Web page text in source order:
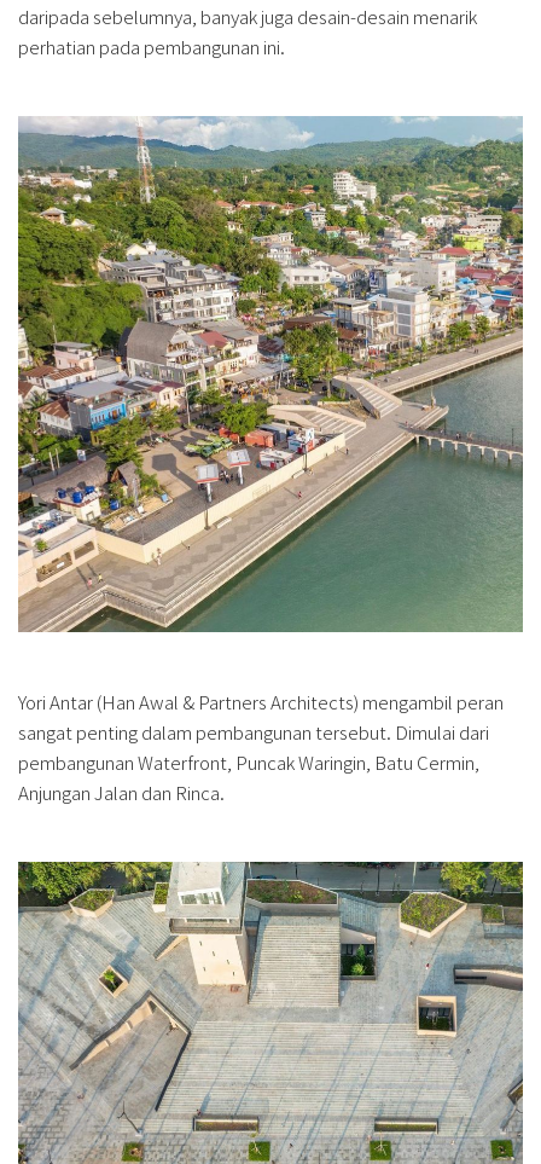
daripada sebelumnya, banyak juga desain-desain menarik
perhatian pada pembangunan ini.
Yori Antar (Han Awal & Partners Architects) mengambil peran
sangat penting dalam pembangunan tersebut. Dimulai dari
pembangunan Waterfront, Puncak Waringin, Batu Cermin,
Anjungan Jalan dan Rinca.